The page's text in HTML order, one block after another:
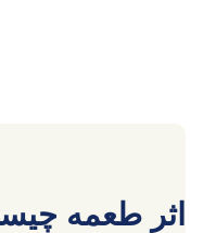
اثر طعمه